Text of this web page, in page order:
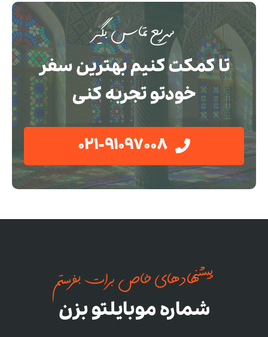
سریع تماس بگیر
تا کمکت کنیم بهترین سفر
خودتو تجربه کنی
021-91097008
پیشنهادهای خاص برات بفرستم
شماره موبایلتو بزن